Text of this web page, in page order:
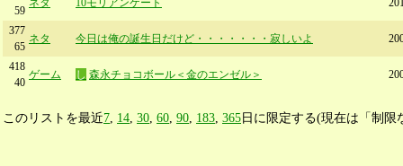
59
ネタ 10モリアンケート
377
65
ネタ 今日は俺の誕生日だけど・・・・・・・寂しいよ
418
40
ゲーム し 森永チョコボール＜金のエンゼル＞
このリストを最近7 14 30 60 90 183 365日に限定する(現在は「制限